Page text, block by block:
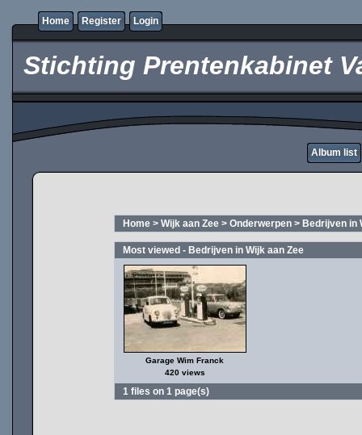
Home Register Login
Stichting Prentenkabinet
Album list
Home > Wijk aan Zee > Onderwerpen > Bedrijven in
Most viewed - Bedrijven in Wijk aan Zee
Garage Wim Franck
420 views
1 files on 1 page(s)